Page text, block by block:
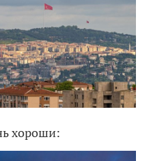
хороши: